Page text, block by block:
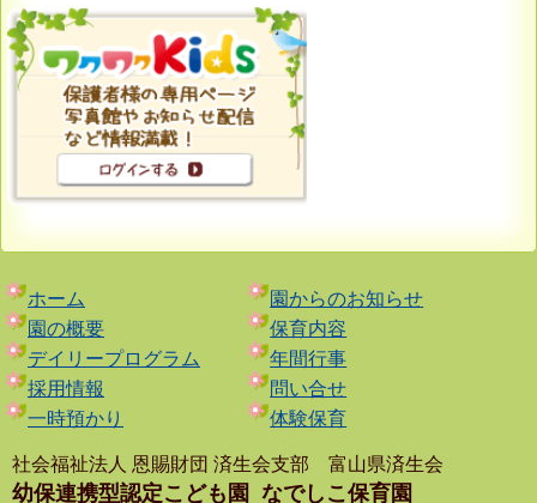
ホーム
園からのお知らせ
園の概要
保育内容
デイリープログラム
年間行事
採用情報
問い合せ
一時預かり
体験保育
社会福祉法人 恩賜財団 済生会支部 富山県済生会
幼保連携型認定こども園 なでしこ保育園